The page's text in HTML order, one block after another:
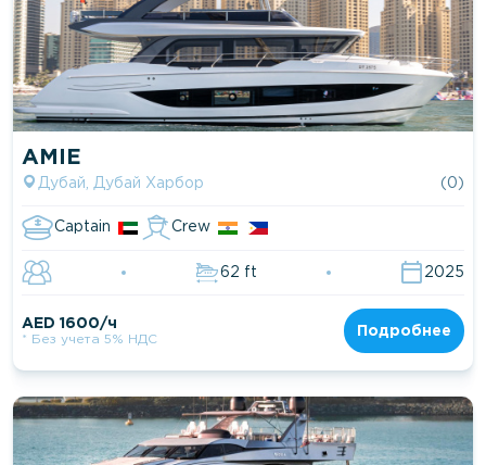
AMIE
Дубай, Дубай Харбор (0)
Captain Crew
62 ft 2025
AED 1600/ч
* Без учета 5% НДС
Подробнее